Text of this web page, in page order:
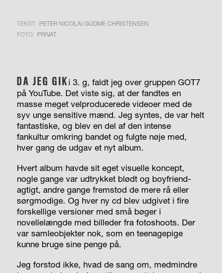
TEKST: PETER NICOLAI GUDME CHRISTENSEN
FOTO: PRIVAT
DA JEG GIKi 3. g, faldt jeg over gruppen GOT7
på YouTube. Det viste sig, at der fandtes en
masse meget velproducerede videoer med de
syv unge sensitive mænd. Jeg syntes, de var helt
fantastiske, og blev en del af den intense
fankultur omkring bandet og fulgte nøje med,
hver gang de udgav et nyt album.
Hvert album havde sit eget visuelle koncept,
nogle gange var udtrykket blødt og boyfriend-
agtigt, andre gange fremstod de mere rå eller
sørgmodige. Og hver ny cd blev udgivet i fire
forskellige versioner med små bøger i
novellelængde med billeder fra fotoshoots. Der
var samleobjekter nok, som en teenagepige
kunne bruge sine penge på.
Jeg forstod ikke, hvad de sang om, medmindre